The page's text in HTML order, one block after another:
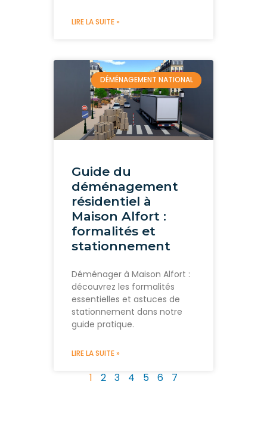
LIRE LA SUITE »
DÉMÉNAGEMENT NATIONAL
Guide du
déménagement
résidentiel à
Maison Alfort :
formalités et
stationnement
Déménager à Maison Alfort :
découvrez les formalités
essentielles et astuces de
stationnement dans notre
guide pratique.
LIRE LA SUITE »
1 2 3 4 5 6 7